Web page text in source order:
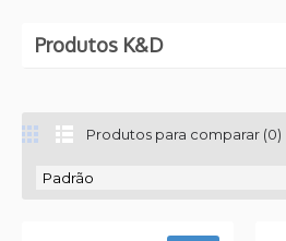
Produtos K&D
Produtos para comparar (0)